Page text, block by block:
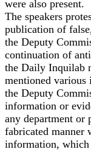
were also present.
The speakers
publication of
the Deputy
continuation of
the Daily Inquilab
mentioned
the Deputy
information or
any department or
fabricated manner
information,